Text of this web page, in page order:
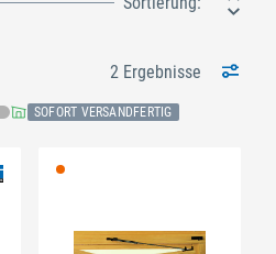
2 Ergebnisse
SOFORT VERSANDFERTIG